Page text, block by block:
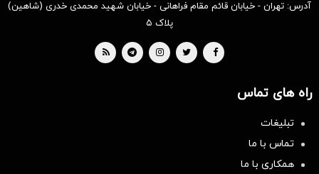
آدرس: تهران - خیابان قائم مقام فراهانی - خیابان شهید محمدی خدری (شاهین)
پلاک ۵
راه های تماس
تبلیغات
تماس با ما
همکاری با ما